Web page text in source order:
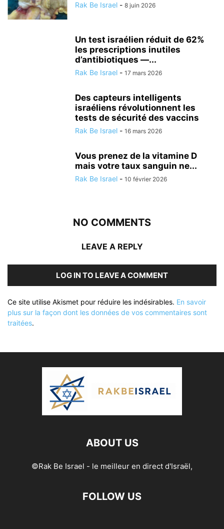
Rak Be Israel - 8 juin 2026
Un test israélien réduit de 62%
les prescriptions inutiles
d’antibiotiques —...
Rak Be Israel - 17 mars 2026
Des capteurs intelligents
israéliens révolutionnent les
tests de sécurité des vaccins
Rak Be Israel - 16 mars 2026
Vous prenez de la vitamine D
mais votre taux sanguin ne...
Rak Be Israel - 10 février 2026
NO COMMENTS
LEAVE A REPLY
LOG IN TO LEAVE A COMMENT
Ce site utilise Akismet pour réduire les indésirables. En savoir
plus sur la façon dont les données de vos commentaires sont
traitées.
ABOUT US
©Rak Be Israel - le meilleur en direct d'Israël,
FOLLOW US